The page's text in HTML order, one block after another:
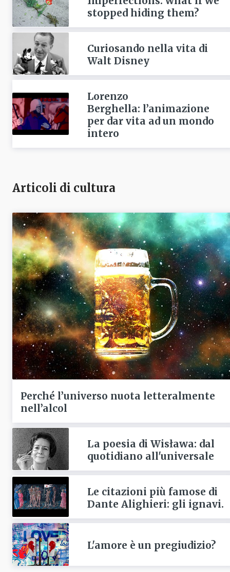
stopped hiding them?
Curiosando nella vita di
Walt Disney
Lorenzo
Berghella: l’animazione
per dar vita ad un mondo
intero
Articoli di cultura
Perché l’universo nuota letteralmente
nell’alcol
La poesia di Wisława: dal
quotidiano all'universale
Le citazioni più famose di
Dante Alighieri: gli ignavi.
L'amore è un pregiudizio?